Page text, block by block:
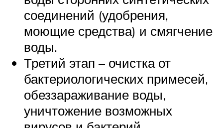
соединений (удобрения,
моющие средства) и смягчение
воды.
Третий этап – очистка от
бактериологических примесей,
обеззараживание воды,
уничтожение возможных